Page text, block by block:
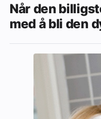
Når den
med å bli den